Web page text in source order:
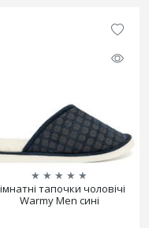
★ ★ ★ ★ ★
тапочки чоловічі
Warmy Men сині